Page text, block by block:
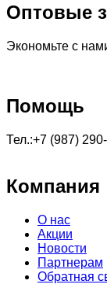
Оптовые
Экономьте с
Помощь
Тел.:+7 (987)
Компания
О нас
Акции
Новости
Партнерам
Обратная